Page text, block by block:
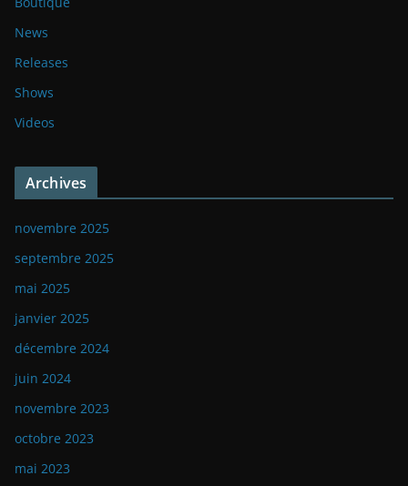
News
Releases
Shows
Videos
Archives
novembre 2025
septembre 2025
mai 2025
janvier 2025
décembre 2024
juin 2024
novembre 2023
octobre 2023
mai 2023